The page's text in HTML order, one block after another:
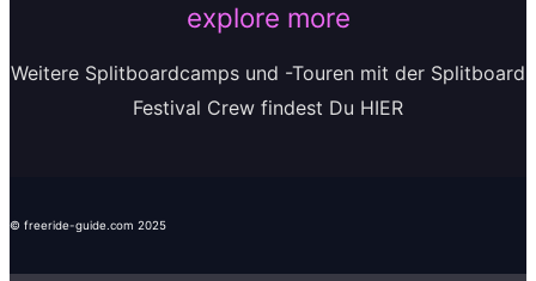
explore more
Weitere Splitboardcamps und -Touren mit der Splitboard
Festival Crew findest Du HIER
© freeride-guide.com 2025